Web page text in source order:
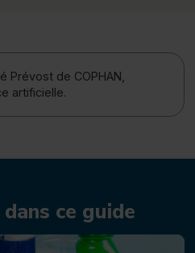
Prévost de COPHAN,
artificielle.
ce guide